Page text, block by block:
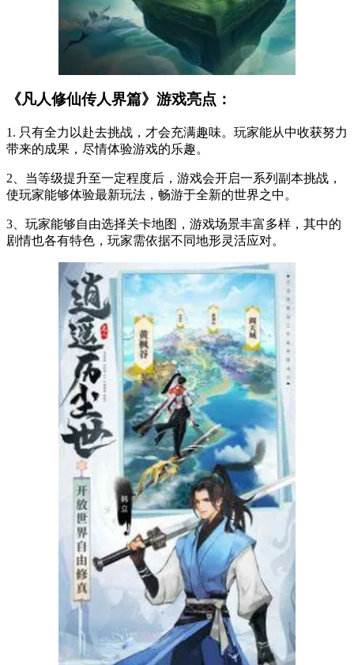
《凡人修仙传人界篇》游戏亮点：
1. 只有全力以赴去挑战，才会充满趣味。玩家能从中收获努力
带来的成果，尽情体验游戏的乐趣。
2、当等级提升至一定程度后，游戏会开启一系列副本挑战，
使玩家能够体验最新玩法，畅游于全新的世界之中。
3、玩家能够自由选择关卡地图，游戏场景丰富多样，其中的
剧情也各有特色，玩家需依据不同地形灵活应对。